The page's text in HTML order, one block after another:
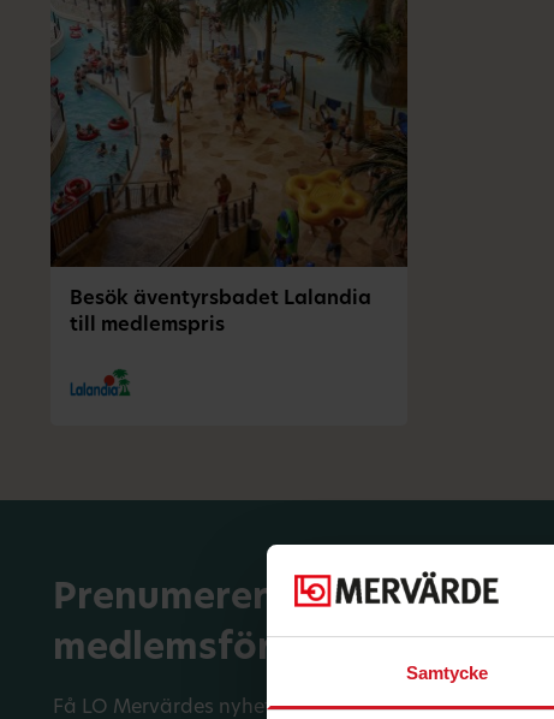
Samtycke
Besök äventyrsbadet Lalandia
till medlemspris
Prenumerera på dina
medlemsförmåner.
Få LO Mervärdes nyhetsbrev varje månad till din